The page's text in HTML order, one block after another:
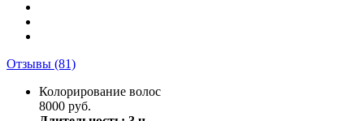
Отзывы (81)
Колорирование волос
8000 руб.